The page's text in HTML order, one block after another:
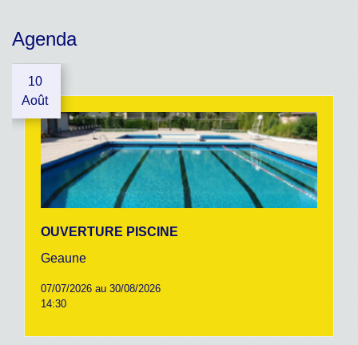
Agenda
10
Août
OUVERTURE PISCINE
Geaune
07/07/2026 au 30/08/2026
14:30